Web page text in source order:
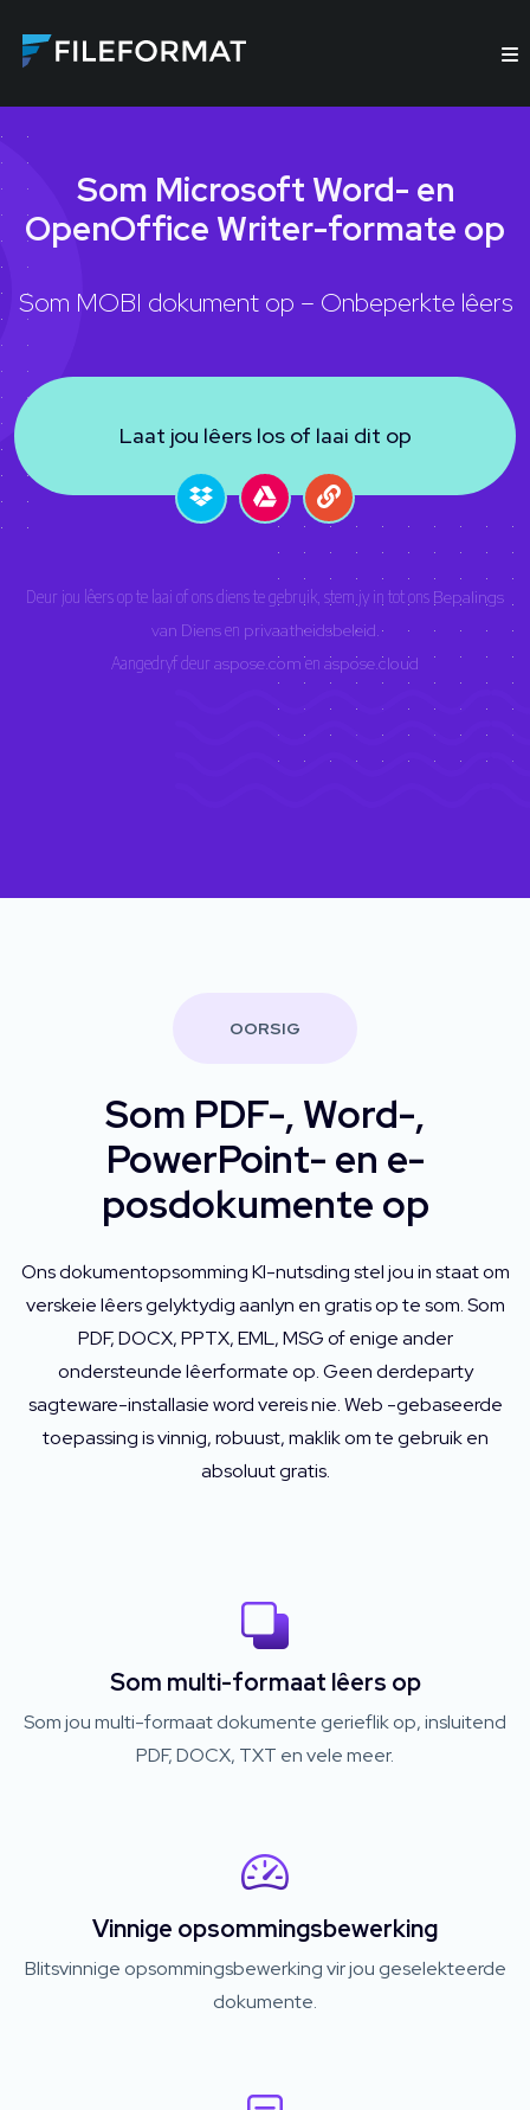
Som Microsoft Word- en
OpenOffice Writer-formate op
Som MOBI dokument op – Onbeperkte lêers
Laat jou lêers los of laai dit op
Deur jou lêers op te laai of ons diens te gebruik, stem jy in tot ons Bepalings
van Diensen privaatheidsbeleid
Aangedryf deur aspose.comen aspose.cloud
OORSIG
Som PDF-, Word-,
PowerPoint- en e-
posdokumente op
Ons dokumentopsomming KI-nutsding stel jou in staat om
verskeie lêers gelyktydig aanlyn en gratis op te som. Som
PDF, DOCX, PPTX, EML, MSG of enige ander
ondersteunde lêerformate op. Geen derdeparty
sagteware-installasie word vereis nie. Web -gebaseerde
toepassing is vinnig, robuust, maklik om te gebruik en
absoluut gratis.
Som multi-formaat lêers op
Som jou multi-formaat dokumente gerieflik op, insluitend
PDF, DOCX, TXT en vele meer.
Vinnige opsommingsbewerking
Blitsvinnige opsommingsbewerking vir jou geselekteerde
dokumente.